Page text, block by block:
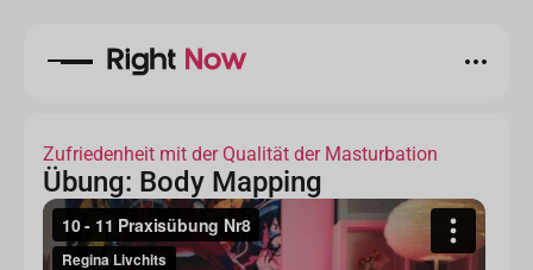
Zufriedenheit mit der Qualität der Masturbation
Übung: Body Mapping